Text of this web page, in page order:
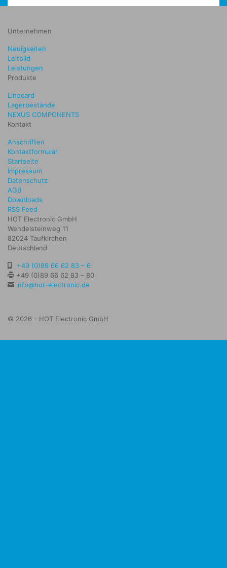
Unternehmen
Neuigkeiten
Leitbild
Leistungen
Produkte
Linecard
Lagerbestände
NEXUS COMPONENTS
Kontakt
Anschriften
Kontaktformular
Startseite
Impressum
Datenschutz
AGB
Downloads
RSS Feed
HOT Electronic GmbH
Wendelsteinweg 11
82024 Taufkirchen
Deutschland
+49 (0)89 66 62 83 – 6
+49 (0)89 66 62 83 – 80
info@hot-electronic.de
© 2026 - HOT Electronic GmbH